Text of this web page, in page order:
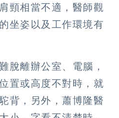
頸相當不適，醫師觀
坐姿以及工作環境有
脫離辦公室、電腦，
置或高度不對時，就
背，另外，蕭博隆醫